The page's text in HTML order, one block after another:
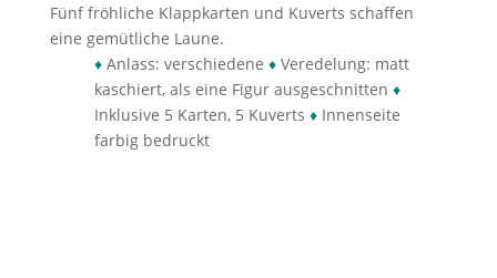
Fünf fröhliche Klappkarten und Kuverts schaffen
eine gemütliche Laune.
♦Anlass: verschiedene ♦Veredelung: matt
kaschiert, als eine Figur ausgeschnitten ♦
Inklusive 5 Karten, 5 Kuverts ♦Innenseite
farbig bedruckt